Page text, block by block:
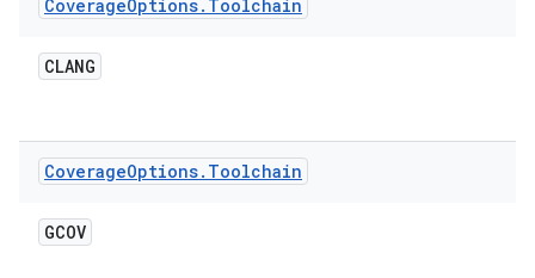
CoverageOptions. Toolchain
CLANG
CoverageOptions. Toolchain
GCOV